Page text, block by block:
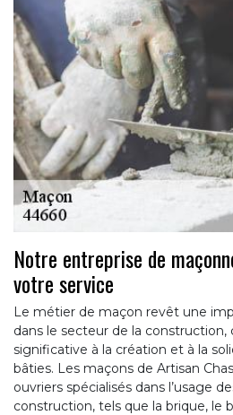
Notre entreprise de
votre service
Le métier de maçon revêt une
dans le secteur de la
significative à la création et à la
bâties. Les maçons de Artisan
ouvriers spécialisés dans l’usage
construction, tels que la brique, le